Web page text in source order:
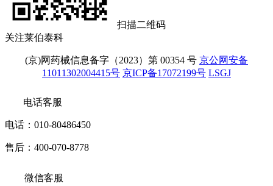
扫描二维码
关注莱伯泰科
(京)网药械信息备字（2023）第 00354 号 京公网安备
11011302004415号 京ICP备17072199号 LSGJ
电话客服
电话：010-80486450
售后：400-070-8778
微信客服